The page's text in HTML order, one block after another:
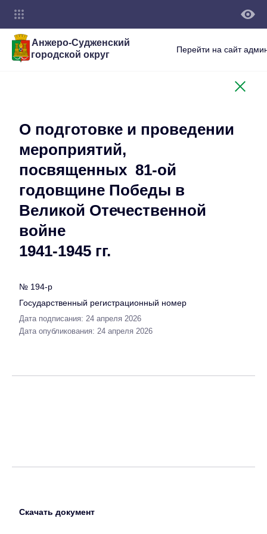
Анжеро-Судженский
городской округ
Перейти на сайт
О подготовке и проведении
мероприятий,
посвященных 81-ой
годовщине Победы в
Великой Отечественной
войне
1941-1945 гг.
№ 194-р
Государственный регистрационный номер
Дата подписания: 24 апреля 2026
Дата опубликования: 24 апреля 2026
Скачать документ